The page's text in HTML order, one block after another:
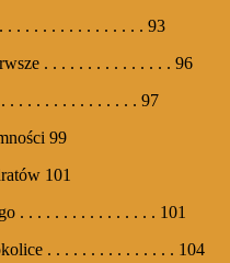
. . . . . . . . . . . . . . . 93
. . . . . . . . . . . . . . . 96
. . . . . . . . . . . . . . . 97
99
101
. . . . . . . . . . . . . . . . 101
. . . . . . . . . . . . . . . 104